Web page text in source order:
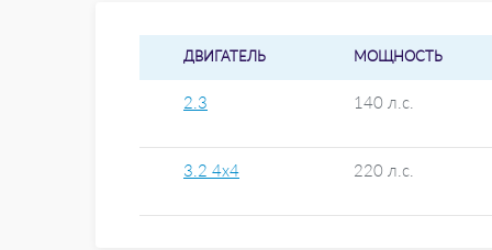
ДВИГАТЕЛЬ МОЩНОСТЬ
2.3 140 л.с.
3.2 4x4 220 л.с.